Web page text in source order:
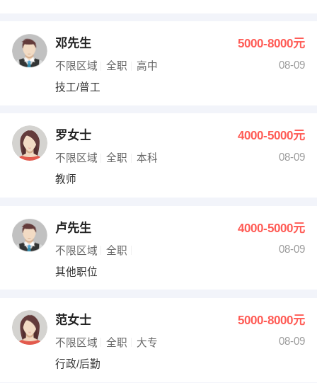
邓先生 5000-8000元
不限区域 全职 高中
08-09
技工/普工
罗女士 4000-5000元
不限区域 全职 本科
08-09
教师
卢先生 4000-5000元
不限区域 全职
08-09
其他职位
范女士 5000-8000元
不限区域 全职 大专
08-09
行政/后勤